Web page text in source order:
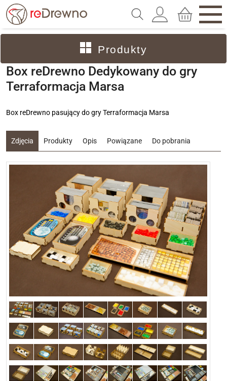
Produkty
Box reDrewno Dedykowany do gry
Terraformacja Marsa
Box reDrewno pasujący do gry Terraformacja Marsa
Zdjęcia Produkty Opis Powiązane Do pobrania